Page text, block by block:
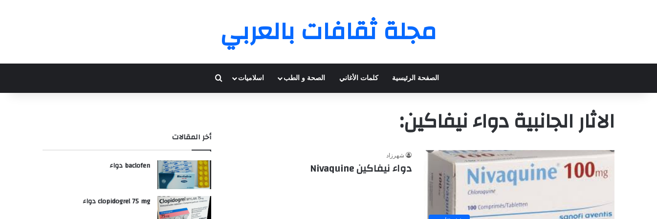
مجلة ثقافات بالعربي
الصفحة الرئيسية كلمات الأغاني الصحة و الطب اسلاميات
الاثار الجانبية دواء نيفاكين:
شهرزاد
دواء نيفاكين Nivaquine
أخر المقالات
baclofen دواء
clopidogrel 75 mg دواء